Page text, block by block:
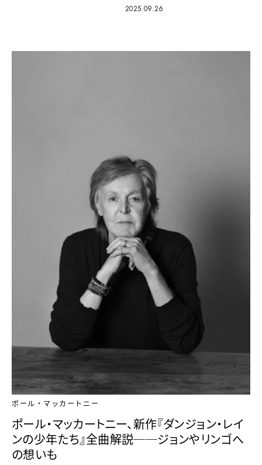
2025.09.26
ポール・マッカートニー
ポール・マッカートニー、新作『ダンジョン・レイ
ンの少年たち』全曲解説──ジョンやリンゴへ
の想いも